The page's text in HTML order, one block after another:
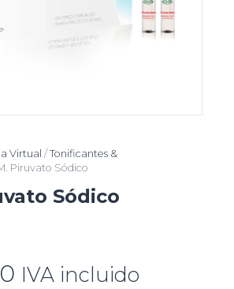
Virtual /Tonificantes &
Piruvato Sódico
Sódico
IVA incluido